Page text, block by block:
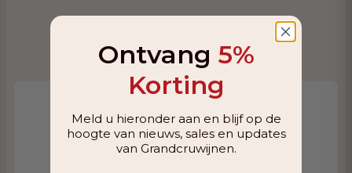
Ontvang 5%
Korting
Meld u hieronder aan en blijf op de
hoogte van nieuws, sales en updates
van Grandcruwijnen.